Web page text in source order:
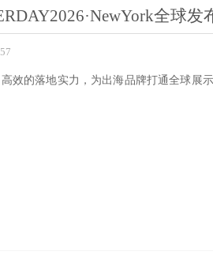
全球发
效的落地实力，为出海品牌打通全球展